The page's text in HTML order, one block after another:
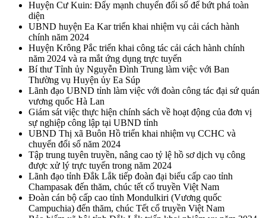
Huyện Cư Kuin: Đẩy mạnh chuyển đổi số để bứt phá toàn
diện
UBND huyện Ea Kar triển khai nhiệm vụ cải cách hành
chính năm 2024
Huyện Krông Pắc triển khai công tác cải cách hành chính
năm 2024 và ra mắt ứng dụng trực tuyến
Bí thư Tỉnh ủy Nguyễn Đình Trung làm việc với Ban
Thường vụ Huyện ủy Ea Súp
Lãnh đạo UBND tỉnh làm việc với đoàn công tác đại sứ quán
vương quốc Hà Lan
Giám sát việc thực hiện chính sách về hoạt động của đơn vị
sự nghiệp công lập tại UBND tỉnh
UBND Thị xã Buôn Hồ triển khai nhiệm vụ CCHC và
chuyển đổi số năm 2024
Tập trung tuyên truyền, nâng cao tỷ lệ hồ sơ dịch vụ công
được xử lý trực tuyến trong năm 2024
Lãnh đạo tỉnh Đắk Lắk tiếp đoàn đại biểu cấp cao tỉnh
Champasak đến thăm, chúc tết cổ truyền Việt Nam
Đoàn cán bộ cấp cao tỉnh Mondulkiri (Vương quốc
Campuchia) đến thăm, chúc Tết cổ truyền Việt Nam